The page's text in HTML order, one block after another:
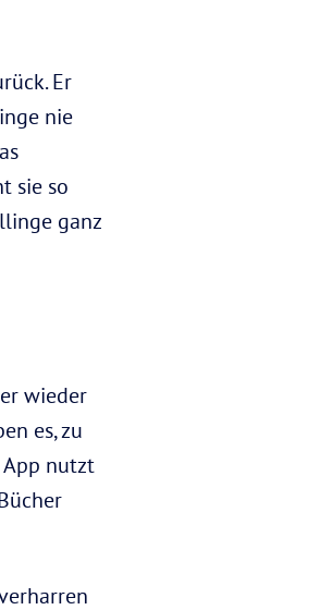
Er
nie
sie so
ganz
wieder
es, zu
App nutzt